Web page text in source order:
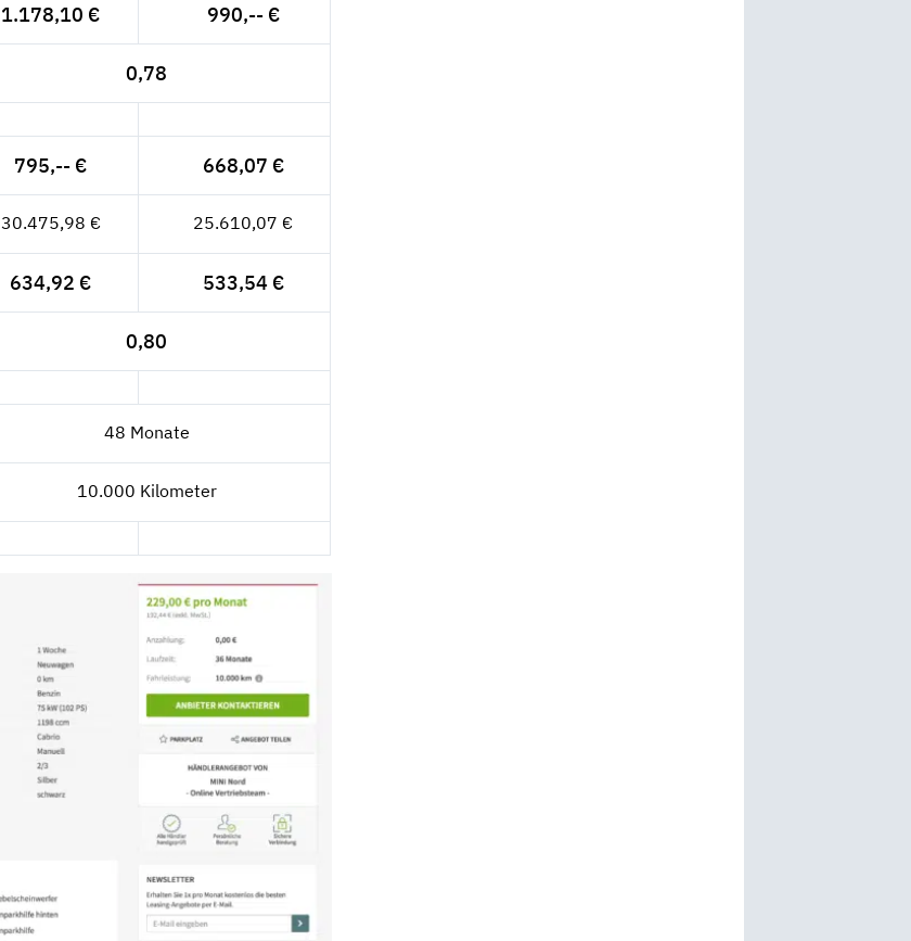
1.178,10 € 990,-- €
0,78
795,-- € 668,07 €
30.475,98 € 25.610,07 €
634,92 € 533,54 €
0,80
48 Monate
10.000 Kilometer